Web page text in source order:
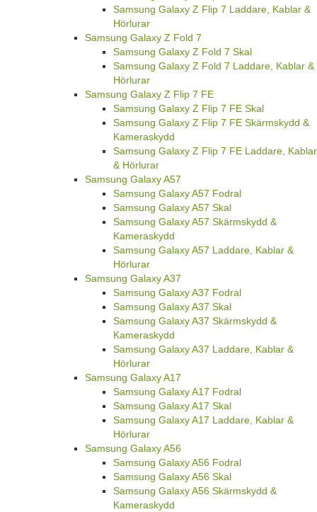
Samsung Galaxy Z Flip 7 Laddare, Kablar &
Hörlurar
Samsung Galaxy Z Fold 7
Samsung Galaxy Z Fold 7 Skal
Samsung Galaxy Z Fold 7 Laddare, Kablar &
Hörlurar
Samsung Galaxy Z Flip 7 FE
Samsung Galaxy Z Flip 7 FE Skal
Samsung Galaxy Z Flip 7 FE Skärmskydd &
Kameraskydd
Samsung Galaxy Z Flip 7 FE Laddare, Kablar
& Hörlurar
Samsung Galaxy A57
Samsung Galaxy A57 Fodral
Samsung Galaxy A57 Skal
Samsung Galaxy A57 Skärmskydd &
Kameraskydd
Samsung Galaxy A57 Laddare, Kablar &
Hörlurar
Samsung Galaxy A37
Samsung Galaxy A37 Fodral
Samsung Galaxy A37 Skal
Samsung Galaxy A37 Skärmskydd &
Kameraskydd
Samsung Galaxy A37 Laddare, Kablar &
Hörlurar
Samsung Galaxy A17
Samsung Galaxy A17 Fodral
Samsung Galaxy A17 Skal
Samsung Galaxy A17 Laddare, Kablar &
Hörlurar
Samsung Galaxy A56
Samsung Galaxy A56 Fodral
Samsung Galaxy A56 Skal
Samsung Galaxy A56 Skärmskydd &
Kameraskydd